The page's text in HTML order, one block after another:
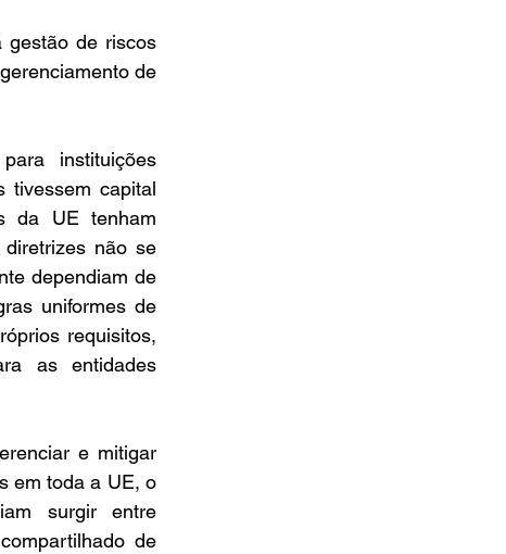
gestão de riscos
de
instituições
tivessem capital
da UE tenham
não se
dependiam de
uniformes de
requisitos,
as entidades
e mitigar
em toda a UE, o
surgir entre
de